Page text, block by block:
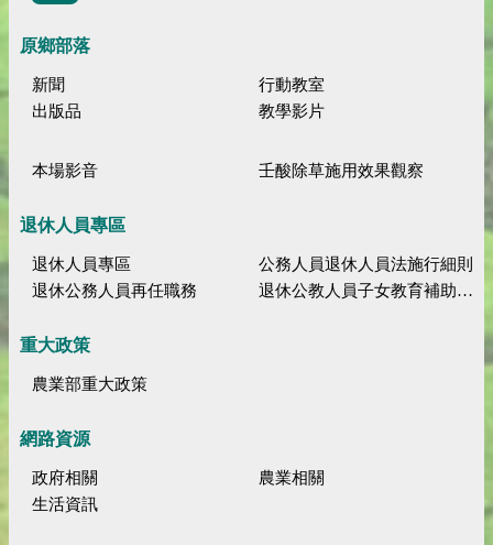
原鄉部落
新聞
行動教室
出版品
教學影片
本場影音 壬酸除草施用效果觀察
退休人員專區
退休人員專區
公務人員退休人員法施行細則
退休公務人員再任職務
退休公教人員子女教育補助規定
重大政策
農業部重大政策
網路資源
政府相關
農業相關
生活資訊